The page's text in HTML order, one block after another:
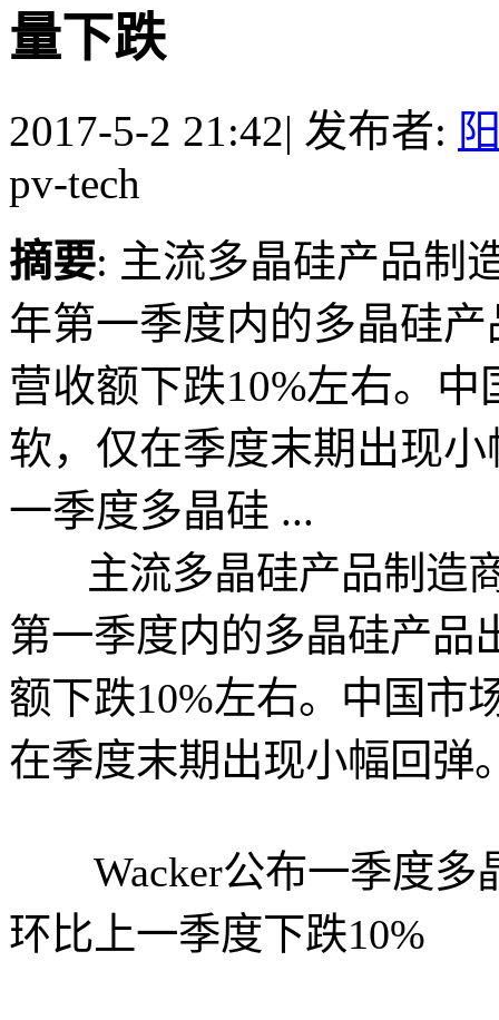
量下跌
2017-5-2 21:42| 发布者:
pv-tech
摘要: 主流多晶硅产品制
年第一季度内的多晶硅
营收额下跌10%左右。
软，仅在季度末期出
一季度多晶硅 ...
主流多晶硅产品制造商
第一季度内的多晶硅产品
额下跌10%左右。中国市
在季度末期出现小幅回弹
Wacker公布一季度多
环比上一季度下跌10%